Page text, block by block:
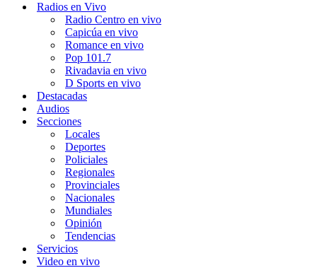
Radios en Vivo
Radio Centro en vivo
Capicúa en vivo
Romance en vivo
Pop 101.7
Rivadavia en vivo
D Sports en vivo
Destacadas
Audios
Secciones
Locales
Deportes
Policiales
Regionales
Provinciales
Nacionales
Mundiales
Opinión
Tendencias
Servicios
Video en vivo